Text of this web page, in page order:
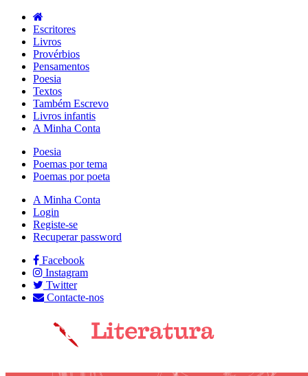
Escritores
Livros
Provérbios
Pensamentos
Poesia
Textos
Também Escrevo
Livros infantis
A Minha Conta
Poesia
Poemas por tema
Poemas por poeta
A Minha Conta
Login
Registe-se
Recuperar password
Facebook
Instagram
Twitter
Contacte-nos